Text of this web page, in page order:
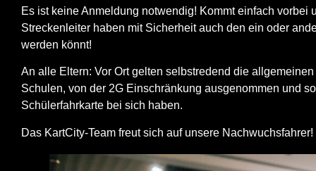
Es ist keine Anmeldung notwendig! Kommt einfach
Streckenleiter haben mit Sicherheit auch den ein oder
werden könnt!
An alle Eltern: Vor Ort gelten selbstredend die allgemeinen
Schulen, von der 2G Einschränkung ausgenommen und
Schülerfahrkarte bei sich haben.
Das KartCity-Team freut sich auf unsere Nachwuchsfahrer!